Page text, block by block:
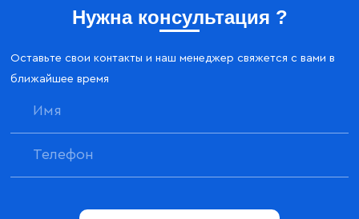
Нужна консультация ?
Оставьте свои контакты и наш менеджер свяжется с вами в
ближайшее время